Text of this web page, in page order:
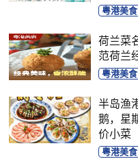
粤港美食
荷兰菜
范荷兰
粤港美食
半岛渔
鹅，星
价小菜
粤港美食